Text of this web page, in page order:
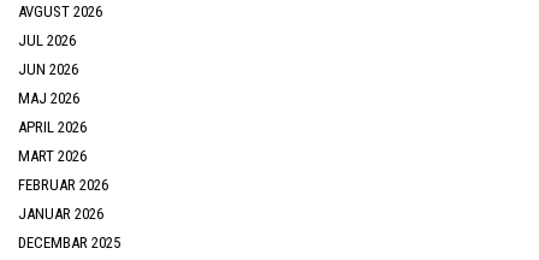
AVGUST 2026
JUL 2026
JUN 2026
MAJ 2026
APRIL 2026
MART 2026
FEBRUAR 2026
JANUAR 2026
DECEMBAR 2025